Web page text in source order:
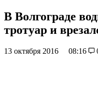
В Волгограде
тротуар и
13 октября 2016 08:16